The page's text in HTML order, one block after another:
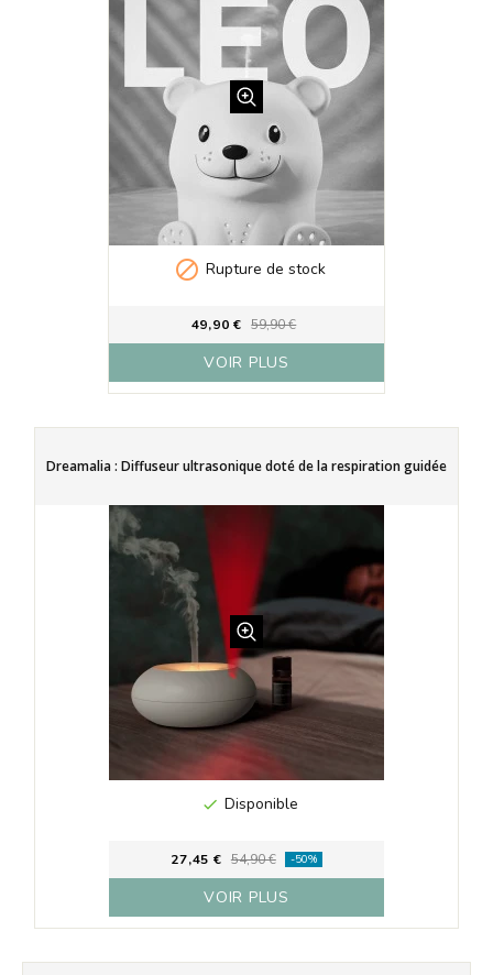
 Rupture de stock
49,90 € 59,90 €
VOIR PLUS
Dreamalia : Diffuseur ultrasonique doté de la respiration guidée
 Disponible
27,45 € 54,90 € -50%
VOIR PLUS